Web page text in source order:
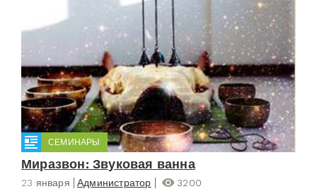
СЕМИНАРЫ
Миразвон: Звуковая ванна
23 января Администратор
3200